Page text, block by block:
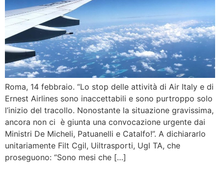
Roma, 14 febbraio. “Lo stop delle attività di Air Italy e di
Ernest Airlines sono inaccettabili e sono purtroppo solo
l’inizio del tracollo. Nonostante la situazione gravissima,
ancora non ci è giunta una convocazione urgente dai
Ministri De Micheli, Patuanelli e Catalfo!”. A dichiararlo
unitariamente Filt Cgil, Uiltrasporti, Ugl TA, che
proseguono: “Sono mesi che […]